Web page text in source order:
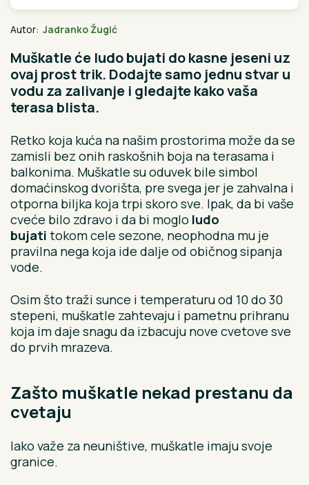
Autor: Jadranko Žugić
Muškatle će ludo bujati do kasne jeseni uz
ovaj prost trik. Dodajte samo jednu stvar u
vodu za zalivanje i gledajte kako vaša
terasa blista.
Retko koja kuća na našim prostorima može da se
zamisli bez onih raskošnih boja na terasama i
balkonima. Muškatle su oduvek bile simbol
domaćinskog dvorišta, pre svega jer je zahvalna i
otporna biljka koja trpi skoro sve. Ipak, da bi vaše
cveće bilo zdravo i da bi moglo ludo
bujati tokom cele sezone, neophodna mu je
pravilna nega koja ide dalje od običnog sipanja
vode.
Osim što traži sunce i temperaturu od 10 do 30
stepeni, muškatle zahtevaju i pametnu prihranu
koja im daje snagu da izbacuju nove cvetove sve
do prvih mrazeva.
Zašto muškatle nekad prestanu da
cvetaju
Iako važe za neuništive, muškatle imaju svoje
granice.